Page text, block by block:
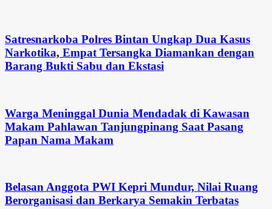
Satresnarkoba Polres Bintan Ungkap Dua Kasus
Narkotika, Empat Tersangka Diamankan dengan
Barang Bukti Sabu dan Ekstasi
Warga Meninggal Dunia Mendadak di Kawasan
Makam Pahlawan Tanjungpinang Saat Pasang
Papan Nama Makam
Belasan Anggota PWI Kepri Mundur, Nilai Ruang
Berorganisasi dan Berkarya Semakin Terbatas